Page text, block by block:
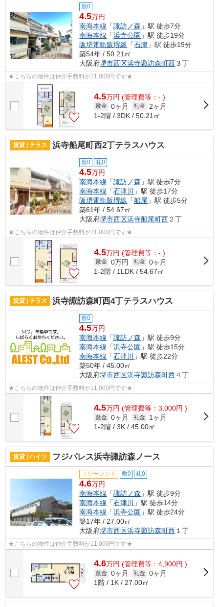
敷0
4.5万円
南海本線 「諏訪ノ森 」駅 徒歩7分
南海本線 「浜寺公園 」駅 徒歩19分
阪堺電軌阪堺線 「石津 」駅 徒歩19分
築54年 / 50.21㎡
大阪府堺市西区浜寺諏訪森町西３丁
★こちらの物件は仲介手数料が11,000円です★
4.5万円 (管理費等：- )
敷金 0ヶ月 礼金
2ヶ月
1-2階 / 3DK / 50.21㎡
賃貸 | テラス 浜寺船尾町西2丁テラスハウス
敷0 礼0
4.5万円
南海本線 「諏訪ノ森 」駅 徒歩7分
南海本線 「石津川
」駅 徒歩17分
阪堺電軌阪堺線 「船尾 」駅 徒歩5分
築61年 / 54.67㎡
大阪府堺市西区浜寺船尾町西２丁
★こちらの物件は仲介手数料が11,000円です★
4.5万円 (管理費等：- )
敷金 0万円 礼金 0ヶ月
1-2階 / 1LDK / 54.67㎡
賃貸 | テラス 浜寺諏訪森町西4丁テラスハウス
敷0
4.5万円
南海本線 「諏訪ノ森 」駅 徒歩9分
南海本線 「浜寺公園 」駅 徒歩15分
南海本線 「石津川
」駅 徒歩22分
築50年 / 45.00㎡
大阪府堺市西区浜寺諏訪森町西４丁
★こちらの物件は仲介手数料が11,000円です★
4.5万円 (管理費等：3,000円 )
敷金 0ヶ月 礼金
1ヶ月
1-2階 / 3K / 45.00㎡
賃貸 | ハイツ フジパレス浜寺諏訪森ノース
フリーレント 敷0 礼0
4.6万円
南海本線 「諏訪ノ森 」駅 徒歩9分
南海本線 「石津川 」駅 徒歩14分
南海本線 「浜寺公園 」駅 徒歩24分
築17年 / 27.00㎡
大阪府堺市西区浜寺諏訪森町西 １丁
★こちらの物件は仲介手数料が11,000円です★
4.6万円 (管理費等：4,900円 )
敷金 0ヶ月 礼金 0ヶ月
1階 / 1K / 27.00㎡